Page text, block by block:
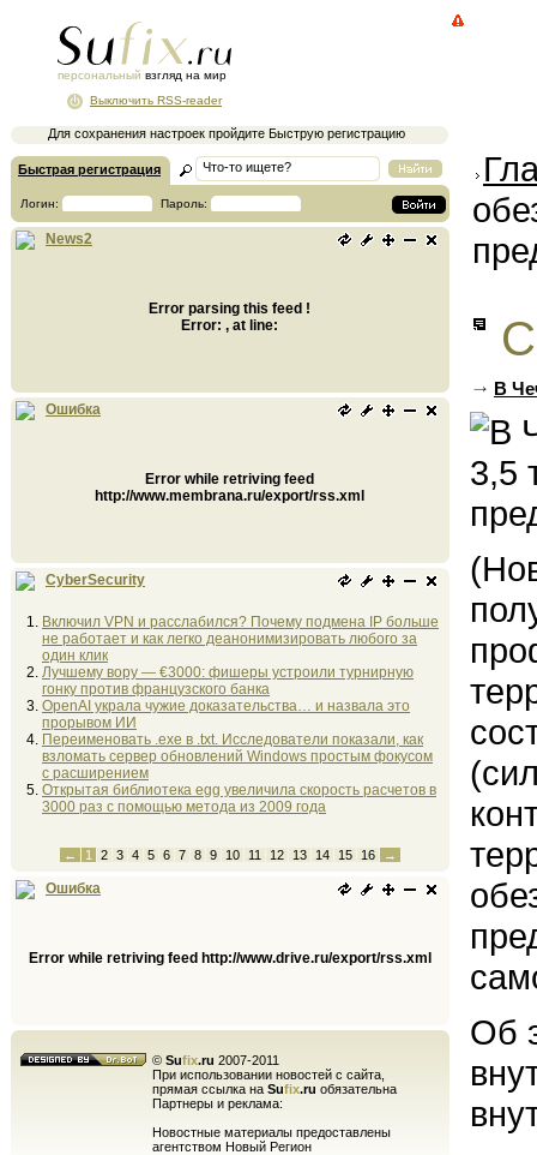
персональный взгляд на мир
Для сохранения настроек пройдите Быструю регистрацию
Выключить RSS-reader
Быстрая регистрация
Логин: Пароль:
News2
Error parsing this feed !
Error: , at line:
Ошибка
Error while retriving feed
http://www.membrana.ru/export/rss.xml
CyberSecurity
Включил VPN и расслабился? Почему подмена IP больше
не работает и как легко деанонимизировать любого за
один клик
Лучшему вору — €3000: фишеры устроили турнирную
гонку против французского банка
OpenAI украла чужие доказательства… и назвала это
прорывом ИИ
Переименовать .exe в .txt. Исследователи показали, как
взломать сервер обновлений Windows простым фокусом
с расширением
Открытая библиотека egg увеличила скорость расчетов в
3000 раз с помощью метода из 2009 года
← 1 2 3 4 5 6 7 8 9 10 11 12 13 14 15 16 →
Ошибка
Error while retriving feed http://www.drive.ru/export/rss.xml
© Sufix.ru 2007-2011
При использовании новостей с сайта,
прямая ссылка на Sufix.ru обязательна
Партнеры и реклама:
Новостные материалы предоставлены
агентством Новый Регион
В
Об